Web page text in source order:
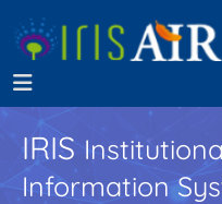
IRIS
Information